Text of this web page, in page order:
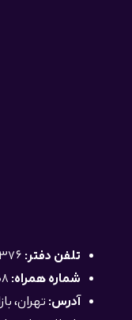
تلفن دفتر:
شماره همراه:
آدرس: تهران،